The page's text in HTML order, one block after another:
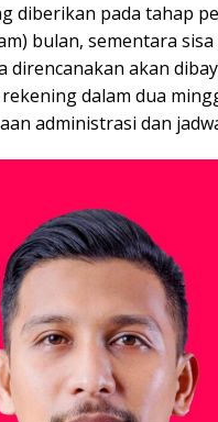
diberikan pada tahap
bulan, sementara sisa
direncanakan akan
dalam dua
administrasi dan